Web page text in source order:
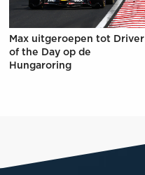
Max uitgeroepen tot Driver
of the Day op de
Hungaroring